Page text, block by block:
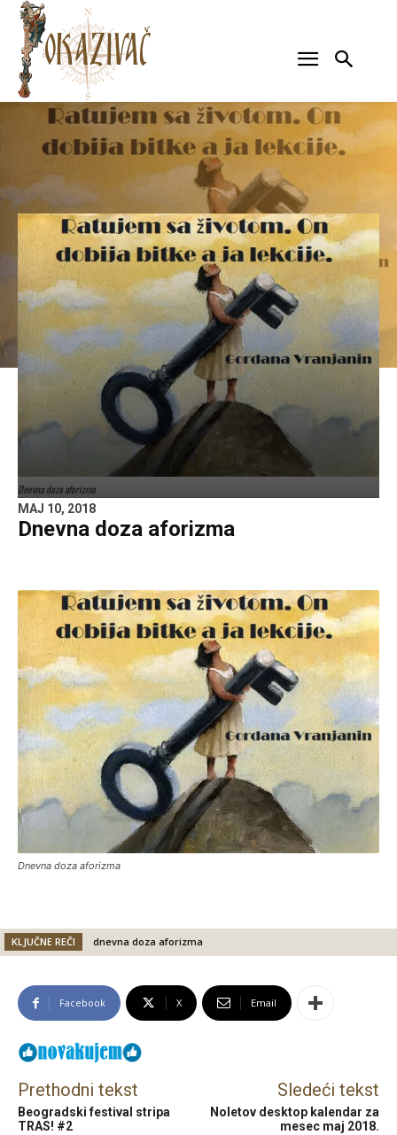
Dnevna doza aforizma
MAJ 10, 2018
Dnevna doza aforizma
Dnevna doza aforizma
KLJUČNE REČI dnevna doza aforizma
Facebook X Email
Prethodni tekst
Beogradski festival stripa
TRAS! #2
Sledeći tekst
Noletov desktop kalendar za
mesec maj 2018.